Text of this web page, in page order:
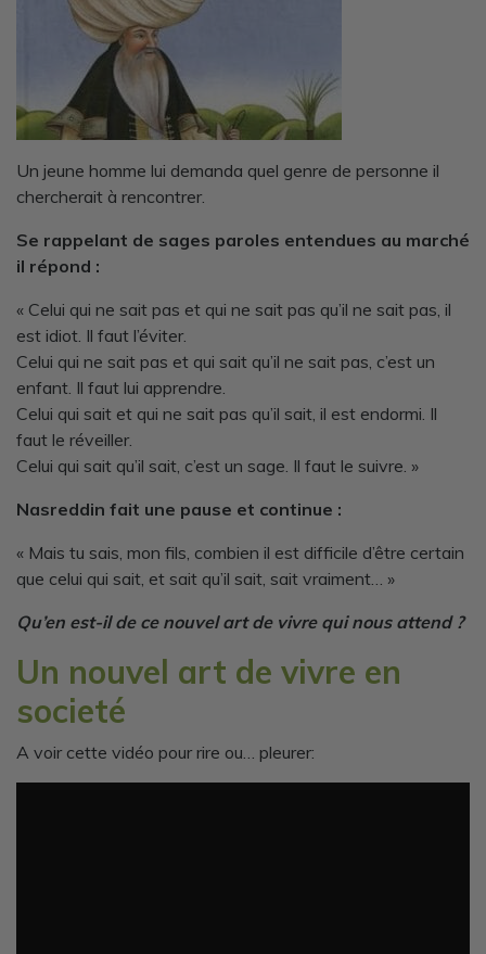
Un jeune homme lui demanda quel genre de personne il
chercherait à rencontrer.
Se rappelant de sages paroles entendues au marché
il répond :
« Celui qui ne sait pas et qui ne sait pas qu’il ne sait pas, il
est idiot. Il faut l’éviter.
Celui qui ne sait pas et qui sait qu’il ne sait pas, c’est un
enfant. Il faut lui apprendre.
Celui qui sait et qui ne sait pas qu’il sait, il est endormi. Il
faut le réveiller.
Celui qui sait qu’il sait, c’est un sage. Il faut le suivre. »
Nasreddin fait une pause et continue :
« Mais tu sais, mon fils, combien il est difficile d’être certain
que celui qui sait, et sait qu’il sait, sait vraiment… »
Qu’en est-il de ce nouvel art de vivre qui nous attend ?
Un nouvel art de vivre en
societé
A voir cette vidéo pour rire ou… pleurer: